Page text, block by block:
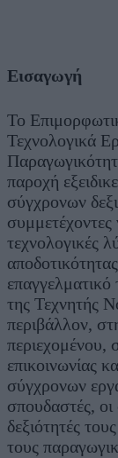
Εισαγωγή
Το
Τεχνολογικά
παροχή
σύγχρονων
τεχνολογικές
της Τεχνητής
περιβάλλον,
περιεχομένου,
επικοινωνίας
σύγχρονων
σπουδαστές, οι
δεξιότητές
τους